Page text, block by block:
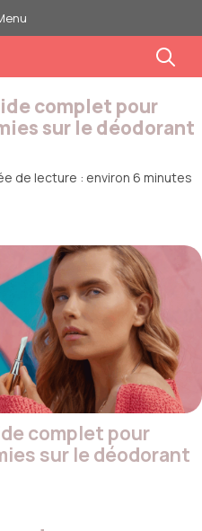
complet pour
sur le déodorant
de lecture : environ 6 minutes
complet pour
sur le déodorant